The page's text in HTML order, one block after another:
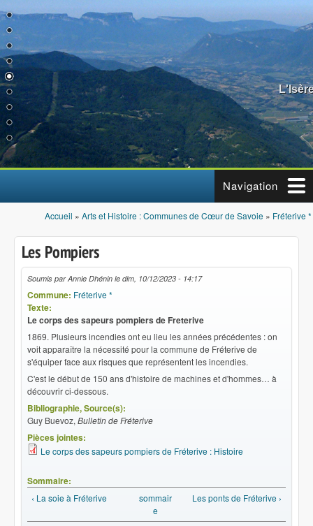
Aller au contenu principal
Navigation
Vous êtes ici
Accueil » Arts et Histoire : Communes de Cœur de Savoie » Fréterive *
Les Pompiers
Soumis parAnnie Dhénin le dim, 10/12/2023 - 14:17
Commune: Fréterive *
Texte:
Le corps des sapeurs pompiers de Freterive
1869. Plusieurs incendies ont eu lieu les années précédentes : on
voit apparaître la nécessité pour la commune de Fréterive de
s'équiper face aux risques que représentent les incendies.
C'est le début de 150 ans d'histoire de machines et d'hommes… à
découvrir ci-dessous.
Bibliographie, Source(s):
Guy Buevoz, Bulletin de Fréterive
Pièces jointes:
Le corps des sapeurs pompiers de Fréterive : Histoire
Sommaire:
‹ La soie à Fréterive
sommair
e
Les ponts de Fréterive ›